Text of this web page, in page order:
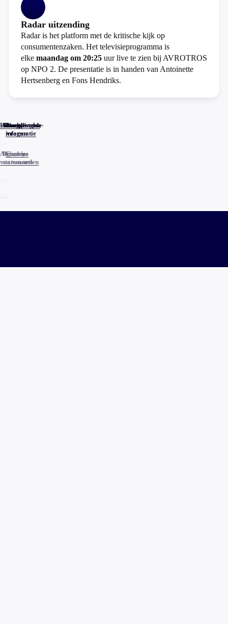
Radar uitzending
Radar is het platform met de kritische kijk op
consumentenzaken. Het televisieprogramma is
elke maandag om 20:25 uur live te zien bij AVROTROS
op NPO 2. De presentatie is in handen van Antoinette
Hertsenberg en Fons Hendriks.
Home
Actueel
Uitzendingen
Reacties
Programma-
informatie
Veelgestelde
vragen
Algemene
voorwaarden
Privacy
statements
Cookies